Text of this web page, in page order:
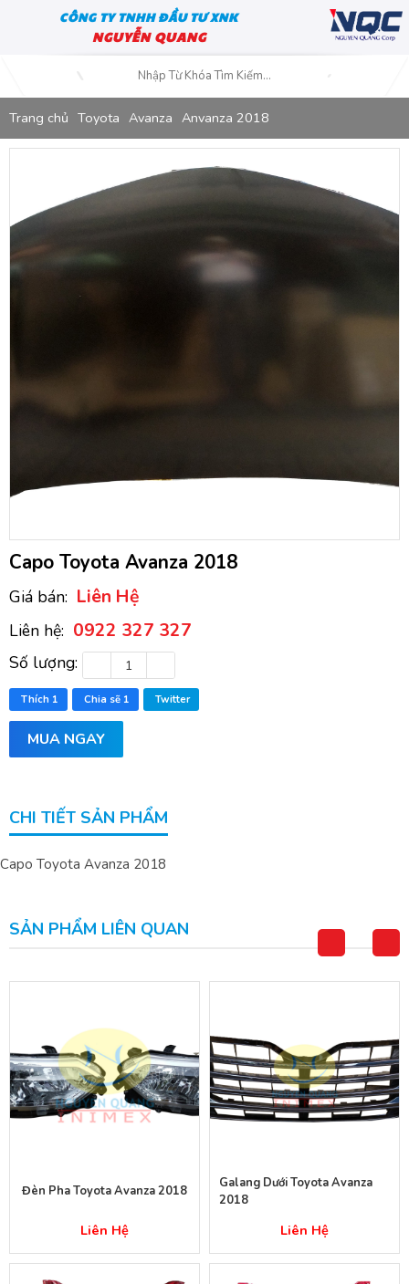
CÔNG TY TNHH ĐẦU TƯ XNK
NGUYỄN QUANG
Trang chủ Toyota Avanza Anvanza 2018
Capo Toyota Avanza 2018
Giá bán: Liên Hệ
Liên hệ: 0922 327 327
Số lượng:
Thích 1 Chia sẽ 1 Twitter
MUA NGAY
CHI TIẾT SẢN PHẨM
Capo Toyota Avanza 2018
SẢN PHẨM LIÊN QUAN
Đèn Pha Toyota Avanza 2018
Liên Hệ
Galang Dưới Toyota Avanza
2018
Liên Hệ